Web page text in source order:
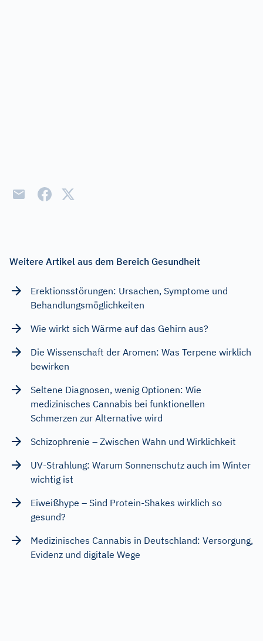
Weitere Artikel aus dem Bereich Gesundheit
Erektionsstörungen: Ursachen, Symptome und
Behandlungsmöglichkeiten
Wie wirkt sich Wärme auf das Gehirn aus?
Die Wissenschaft der Aromen: Was Terpene wirklich
bewirken
Seltene Diagnosen, wenig Optionen: Wie
medizinisches Cannabis bei funktionellen
Schmerzen zur Alternative wird
Schizophrenie – Zwischen Wahn und Wirklichkeit
UV-Strahlung: Warum Sonnenschutz auch im Winter
wichtig ist
Eiweißhype – Sind Protein-Shakes wirklich so
gesund?
Medizinisches Cannabis in Deutschland: Versorgung,
Evidenz und digitale Wege